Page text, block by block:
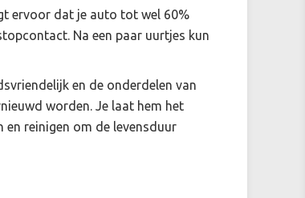
ervoor dat je auto tot wel 60%
Na een paar uurtjes kun
en de onderdelen van
worden. Je laat hem het
en reinigen om de levensduur